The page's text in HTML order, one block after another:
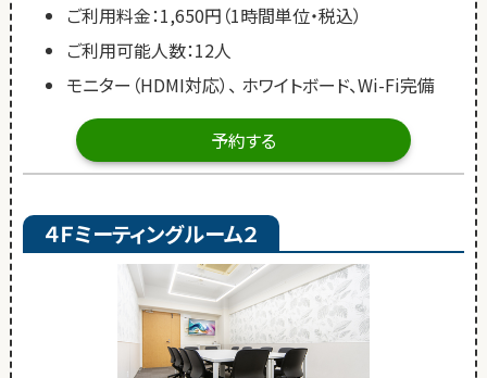
ご利用料金：1,650円（1時間単位・税込）
ご利用可能人数：12人
モニター（HDMI対応）、 ホワイトボード、Wi-Fi完備
予約する
４Ｆミーティングルーム２